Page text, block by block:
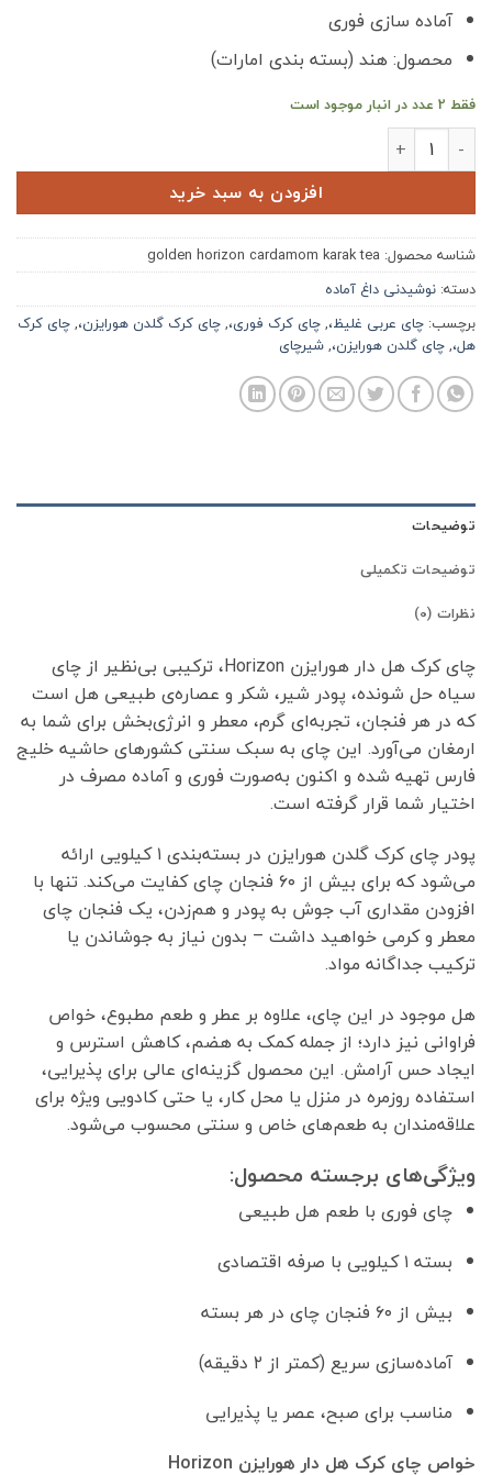
آماده سازی فوری
محصول: هند (بسته بندی امارات)
فقط 2 عدد در انبار موجود است
چای کرک هل دار هورایزن Horizon عدد
افزودن به سبد خرید
شناسه محصول: golden horizon cardamom karak tea
دسته: نوشیدنی داغ آماده
برچسب: چای عربی غلیظ،,چای کرک فوری،,چای کرک گلدن هورایزن،,چای کرک
هل،,چای گلدن هورایزن،,شیرچای
توضیحات
توضیحات تکمیلی
نظرات (0)
چای کرک هل دار هورایزن Horizon، ترکیبی بی‌نظیر از چای
سیاه حل شونده، پودر شیر، شکر و عصاره‌ی طبیعی هل است
که در هر فنجان، تجربه‌ای گرم، معطر و انرژی‌بخش برای شما به
ارمغان می‌آورد. این چای به سبک سنتی کشورهای حاشیه خلیج
فارس تهیه شده و اکنون به‌صورت فوری و آماده مصرف در
اختیار شما قرار گرفته است.
پودر چای کرک گلدن هورایزن در بسته‌بندی ۱ کیلویی ارائه
می‌شود که برای بیش از ۶۰ فنجان چای کفایت می‌کند. تنها با
افزودن مقداری آب جوش به پودر و هم‌زدن، یک فنجان چای
معطر و کرمی خواهید داشت – بدون نیاز به جوشاندن یا
ترکیب جداگانه مواد.
هل موجود در این چای، علاوه بر عطر و طعم مطبوع، خواص
فراوانی نیز دارد؛ از جمله کمک به هضم، کاهش استرس و
ایجاد حس آرامش. این محصول گزینه‌ای عالی برای پذیرایی،
استفاده روزمره در منزل یا محل کار، یا حتی کادویی ویژه برای
علاقه‌مندان به طعم‌های خاص و سنتی محسوب می‌شود.
ویژگی‌های برجسته محصول:
چای فوری با طعم هل طبیعی
بسته ۱ کیلویی با صرفه اقتصادی
بیش از ۶۰ فنجان چای در هر بسته
آماده‌سازی سریع (کمتر از ۲ دقیقه)
مناسب برای صبح، عصر یا پذیرایی
خواص چای کرک هل دار هورایزن Horizon